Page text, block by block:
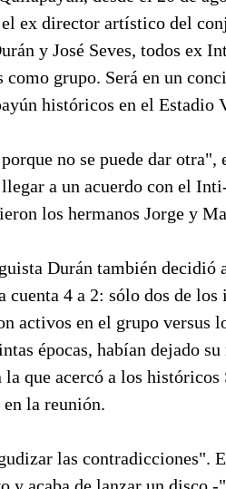
ex director artístico del
y José Seves, todos ex
grupo. Será en un
históricos en el Estadio
no se puede dar otra",
a un acuerdo con el
los hermanos Jorge y
Durán también decidió
cuenta 4 a 2: sólo dos de los
activos en el grupo versus
épocas, habían dejado
que acercó a los históricos
la reunión.
las contradicciones".